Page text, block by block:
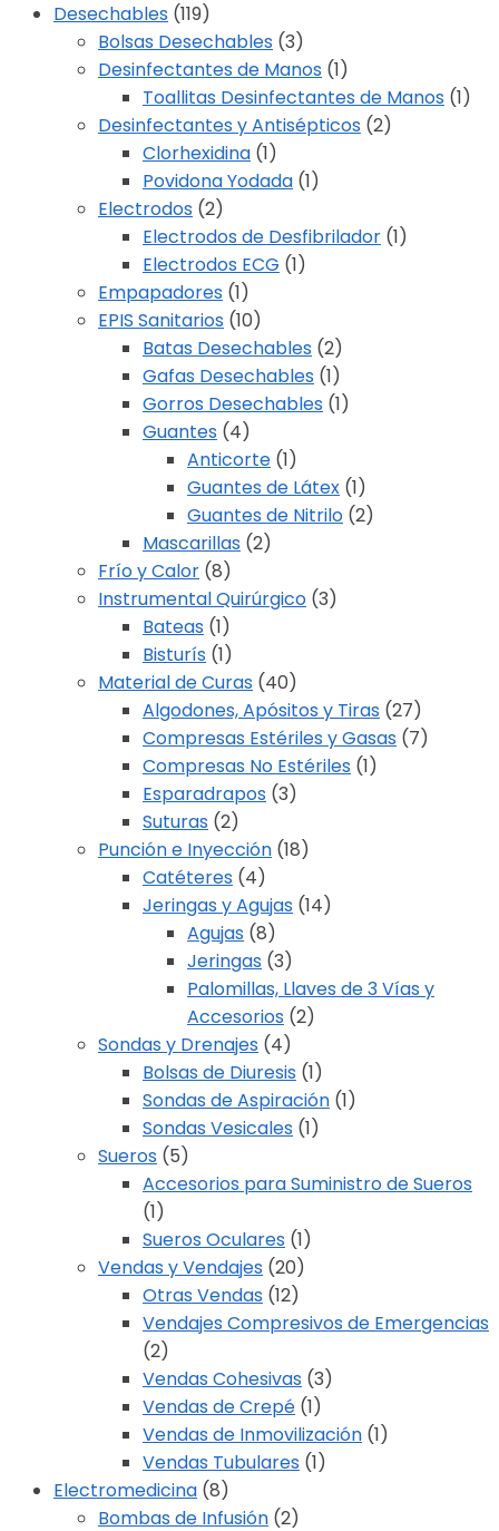
Desechables (119)
Bolsas Desechables (3)
Desinfectantes de Manos (1)
Toallitas Desinfectantes de Manos (1)
Desinfectantes y Antisépticos (2)
Clorhexidina (1)
Povidona Yodada (1)
Electrodos (2)
Electrodos de Desfibrilador (1)
Electrodos ECG (1)
Empapadores (1)
EPIS Sanitarios (10)
Batas Desechables (2)
Gafas Desechables (1)
Gorros Desechables (1)
Guantes (4)
Anticorte (1)
Guantes de Látex (1)
Guantes de Nitrilo (2)
Mascarillas (2)
Frío y Calor (8)
Instrumental Quirúrgico (3)
Bateas (1)
Bisturís (1)
Material de Curas (40)
Algodones, Apósitos y Tiras (27)
Compresas Estériles y Gasas (7)
Compresas No Estériles (1)
Esparadrapos (3)
Suturas (2)
Punción e Inyección (18)
Catéteres (4)
Jeringas y Agujas (14)
Agujas (8)
Jeringas (3)
Palomillas, Llaves de 3 Vías y
Accesorios (2)
Sondas y Drenajes (4)
Bolsas de Diuresis (1)
Sondas de Aspiración (1)
Sondas Vesicales (1)
Sueros (5)
Accesorios para Suministro de Sueros
(1)
Sueros Oculares (1)
Vendas y Vendajes (20)
Otras Vendas (12)
Vendajes Compresivos de Emergencias
(2)
Vendas Cohesivas (3)
Vendas de Crepé (1)
Vendas de Inmovilización (1)
Vendas Tubulares (1)
Electromedicina (8)
Bombas de Infusión (2)